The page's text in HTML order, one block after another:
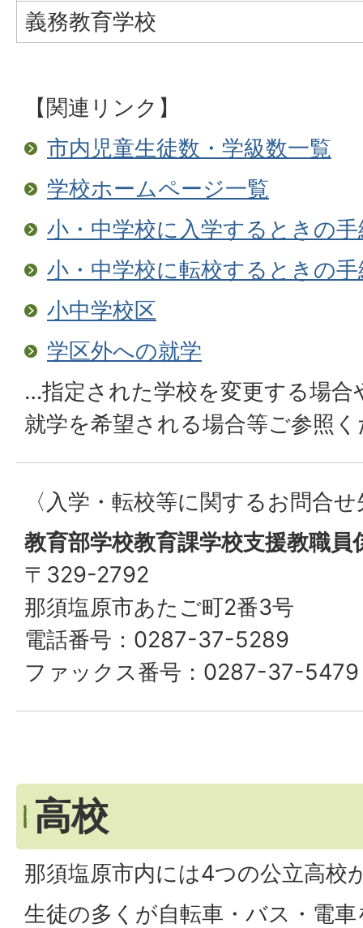
義務教育学校
【関連リンク】
市内児童生徒数・学級数一覧
学校ホームページ一覧
小・中学校に入学するときの
小・中学校に転校するときの
小中学校区
学区外への就学
…指定された学校を変更する場合
就学を希望される場合等ご参照
〈入学・転校等に関するお問合
教育部学校教育課学校支援教職員
〒329-2792
那須塩原市あたご町2番3号
電話番号：0287-37-5289
ファックス番号：0287-37-5479
高校
那須塩原市内には4つの公立高校
生徒の多くが自転車・バス・電